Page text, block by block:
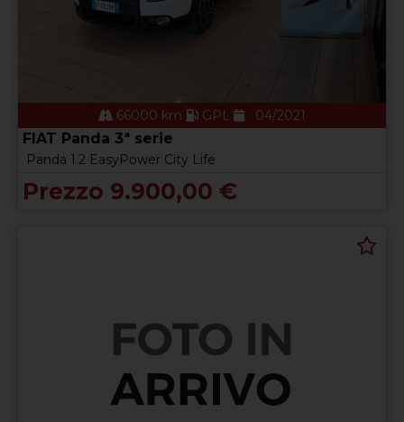
66000 km GPL 04/2021
FIAT Panda 3ª serie
Panda 1.2 EasyPower City Life
Prezzo 9.900,00 €